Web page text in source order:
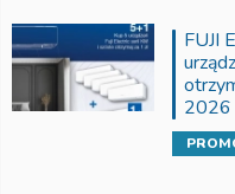
FUJI
2026